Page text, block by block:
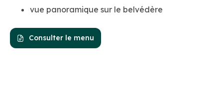
vue panoramique sur le belvédère
Consulter le menu